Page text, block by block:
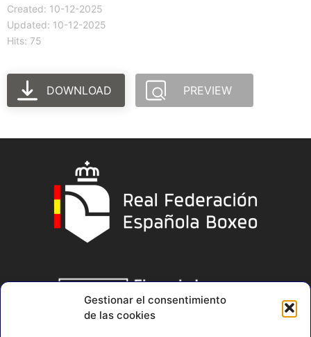
Gestionar el consentimiento
de las cookies
Created: 10-12-2025
Updated: 10-12-2025
Hits: 75
DOWNLOAD PREVIEW